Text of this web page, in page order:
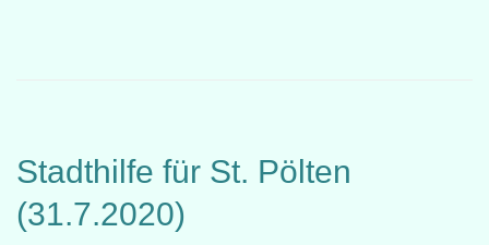
Stadthilfe für St. Pölten
(31.7.2020)